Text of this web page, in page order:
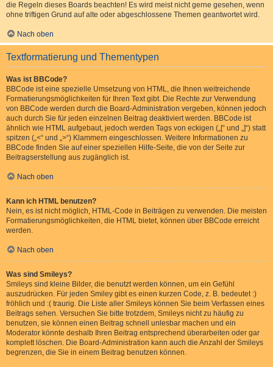
die Regeln dieses Boards beachten! Es wird meist nicht gerne gesehen, wenn
ohne triftigen Grund auf alte oder abgeschlossene Themen geantwortet wird.
Nach oben
Textformatierung und Thementypen
Was ist BBCode?
BBCode ist eine spezielle Umsetzung von HTML, die Ihnen weitreichende
Formatierungsmöglichkeiten für Ihren Text gibt. Die Rechte zur Verwendung
von BBCode werden durch die Board-Administration vergeben, können jedoch
auch durch Sie für jeden einzelnen Beitrag deaktiviert werden. BBCode ist
ähnlich wie HTML aufgebaut, jedoch werden Tags von eckigen („[“ und „]“) statt
spitzen („<“ und „>“) Klammern eingeschlossen. Weitere Informationen zu
BBCode finden Sie auf einer speziellen Hilfe-Seite, die von der Seite zur
Beitragserstellung aus zugänglich ist.
Nach oben
Kann ich HTML benutzen?
Nein, es ist nicht möglich, HTML-Code in Beiträgen zu verwenden. Die meisten
Formatierungsmöglichkeiten, die HTML bietet, können über BBCode erreicht
werden.
Nach oben
Was sind Smileys?
Smileys sind kleine Bilder, die benutzt werden können, um ein Gefühl
auszudrücken. Für jeden Smiley gibt es einen kurzen Code, z. B. bedeutet :)
fröhlich und :( traurig. Die Liste aller Smileys können Sie beim Verfassen eines
Beitrags sehen. Versuchen Sie bitte trotzdem, Smileys nicht zu häufig zu
benutzen, sie können einen Beitrag schnell unlesbar machen und ein
Moderator könnte deshalb Ihren Beitrag entsprechend überarbeiten oder gar
komplett löschen. Die Board-Administration kann auch die Anzahl der Smileys
begrenzen, die Sie in einem Beitrag benutzen können.